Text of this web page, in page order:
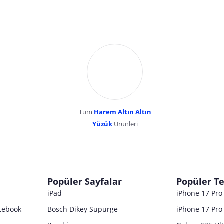
YENİBOSNA MERKEZ MAH LADİN SOK
Tüm Harem Altın Altın
YüzükÜrünleri
Popüler Sayfalar
iPad
Bosch Dikey Süpürge
Popüler
iPhone 17
iPhone 17 Pro